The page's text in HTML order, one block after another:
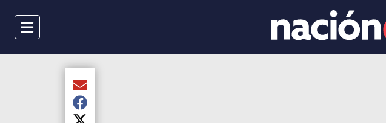
Menu
Compartir el artículo actual mediante Email
Compartir el artículo actual mediante Facebook